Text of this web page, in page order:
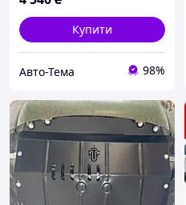
Купити
Авто-Тема 98%